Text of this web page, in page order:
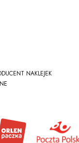
NAKLEJEK